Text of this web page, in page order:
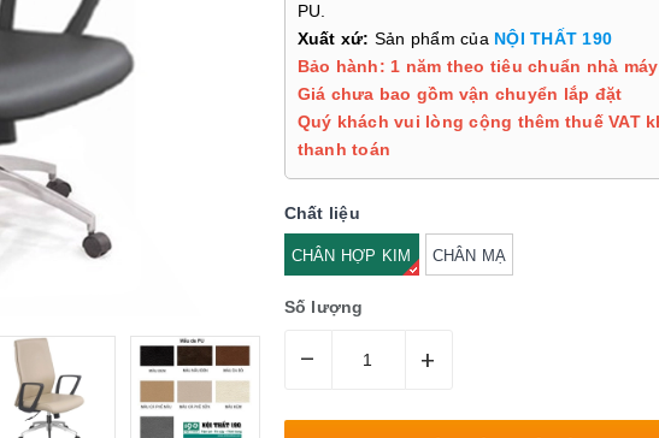
PU.
Xuất xứ: Sản phẩm của NỘI THẤT 190
Bảo hành: 1 năm theo tiêu chuẩn nhà máy
Giá chưa bao gồm vận chuyển lắp đặt
Quý khách vui lòng cộng thêm thuế VAT
thanh toán
Chất liệu
CHÂN HỢP KIM CHÂN MẠ
Số lượng
– +